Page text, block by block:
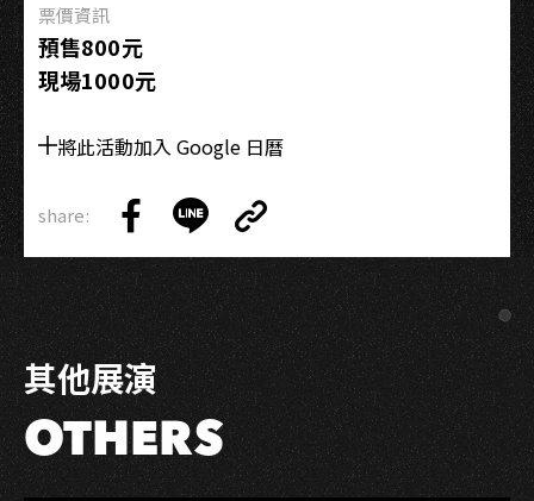
票價資訊
預售800元
現場1000元
將此活動加入 Google 日曆
share:
on
Facebook
on
LINE
Link
Copy
Link
其他展演
OTHERS